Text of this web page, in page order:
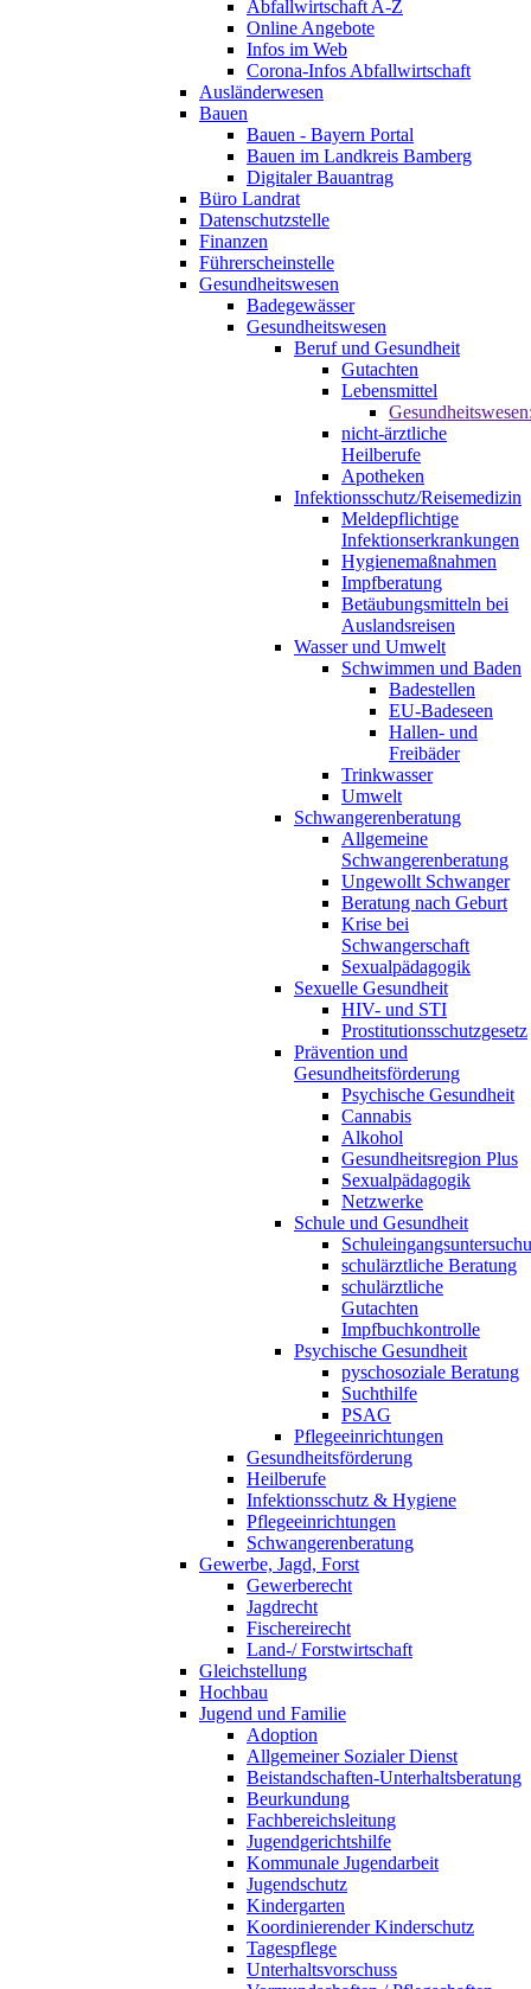
Abfallwirtschaft A-Z
Online Angebote
Infos im Web
Corona-Infos Abfallwirtschaft
Ausländerwesen
Bauen
Bauen - Bayern Portal
Bauen im Landkreis Bamberg
Digitaler Bauantrag
Büro Landrat
Datenschutzstelle
Finanzen
Führerscheinstelle
Gesundheitswesen
Badegewässer
Gesundheitswesen
Beruf und Gesundheit
Gutachten
Lebensmittel
nicht-ärztliche
Heilberufe
Apotheken
Infektionsschutz/Reisemedizin
Meldepflichtige
Infektionserkrankungen
Hygienemaßnahmen
Impfberatung
Betäubungsmitteln bei
Auslandsreisen
Wasser und Umwelt
Schwimmen und Baden
Badestellen
EU-Badeseen
Hallen- und
Freibäder
Trinkwasser
Umwelt
Schwangerenberatung
Allgemeine
Schwangerenberatung
Ungewollt Schwanger
Beratung nach Geburt
Krise bei
Schwangerschaft
Sexualpädagogik
Sexuelle Gesundheit
HIV- und STI
Prostitutionsschutzgesetz
Prävention und
Gesundheitsförderung
Psychische Gesundheit
Cannabis
Alkohol
Gesundheitsregion Plus
Sexualpädagogik
Netzwerke
Schule und Gesundheit
schulärztliche Beratung
schulärztliche
Gutachten
Impfbuchkontrolle
Psychische Gesundheit
pyschosoziale Beratung
Suchthilfe
PSAG
Pflegeeinrichtungen
Gesundheitsförderung
Heilberufe
Infektionsschutz & Hygiene
Pflegeeinrichtungen
Schwangerenberatung
Gewerbe, Jagd, Forst
Gewerberecht
Jagdrecht
Fischereirecht
Land-/ Forstwirtschaft
Gleichstellung
Hochbau
Jugend und Familie
Adoption
Allgemeiner Sozialer Dienst
Beistandschaften-Unterhaltsberatung
Beurkundung
Fachbereichsleitung
Jugendgerichtshilfe
Kommunale Jugendarbeit
Jugendschutz
Kindergarten
Koordinierender Kinderschutz
Tagespflege
Unterhaltsvorschuss